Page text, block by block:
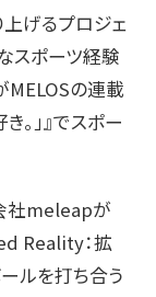
げるプロジェ
スポーツ経験
MELOSの連載
。」』でスポー
社meleapが
Reality：拡
ルを打ち合う